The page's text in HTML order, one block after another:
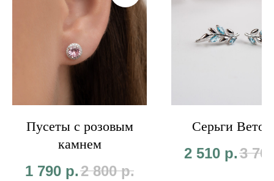
Пусеты с розовым
камнем
1 790 р.2 800 р.
Серьги
2 510 р.3